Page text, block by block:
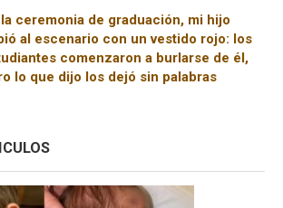
la ceremonia de graduación, mi hijo
al escenario con un vestido rojo: los
comenzaron a burlarse de él,
lo que dijo los dejó sin palabras